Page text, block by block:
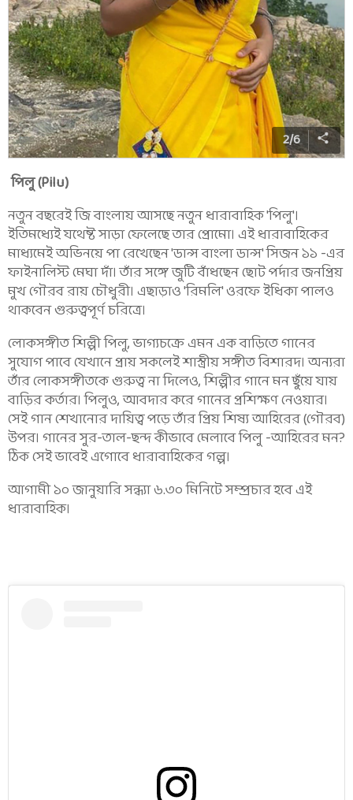
2/6
পিলু (Pilu)
নতুন বছরেই জি বাংলায় আসছে নতুন ধারাবাহিক 'পিলু'।
ইতিমধ্যেই যথেষ্ট সাড়া ফেলেছে তার প্রোমো। এই ধারাবাহিকের
মাধ্যমেই অভিনয়ে পা রেখেছেন 'ডান্স বাংলা ডান্স' সিজন ১১ -এর
ফাইনালিস্ট মেঘা দাঁ। তাঁর সঙ্গে জুটি বাঁধছেন ছোট পর্দার জনপ্রিয়
মুখ গৌরব রায় চৌধুরী। এছাড়াও 'রিমলি' ওরফে ইধিকা পালও
থাকবেন গুরুত্বপূর্ণ চরিত্রে।
লোকসঙ্গীত শিল্পী পিলু, ভাগ্যচক্রে এমন এক বাড়িতে গানের
সুযোগ পাবে যেখানে প্রায় সকলেই শাস্ত্রীয় সঙ্গীত বিশারদ। অন্যরা
তাঁর লোকসঙ্গীতকে গুরুত্ব না দিলেও, শিল্পীর গানে মন ছুঁয়ে যায়
বাড়ির কর্তার। পিলুও, আবদার করে গানের প্রশিক্ষণ নেওয়ার।
সেই গান শেখানোর দায়িত্ব পড়ে তাঁর প্রিয় শিষ্য আহিরের (গৌরব)
উপর। গানের সুর-তাল-ছন্দ কীভাবে মেলাবে পিলু -আহিরের মন?
ঠিক সেই ভাবেই এগোবে ধারাবাহিকের গল্প।
আগামী ১০ জানুয়ারি সন্ধ্যা ৬.৩০ মিনিটে সম্প্রচার হবে এই
ধারাবাহিক।